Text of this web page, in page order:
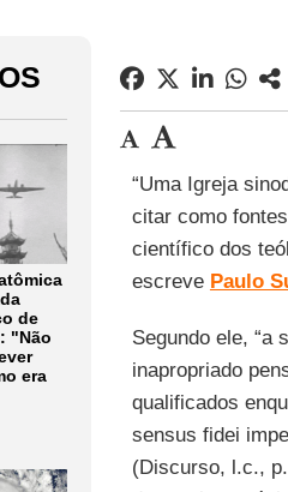
de
"Não
era
“Uma Igreja
citar como
científico dos
escreve Paulo
Segundo ele, “a
inapropriado
qualificados
sensus fidei
(Discurso, l.c.,